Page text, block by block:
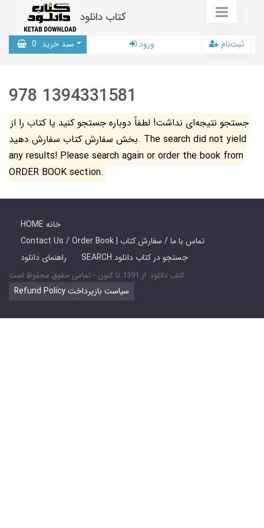
کتاب دانلود
سبد خرید 0 ورود ثبت‌نام
978 1394331581
جستجو نتیجه‌ای نداشت! لطفاً دوباره جستجو کنید یا کتاب را از
بخش سفارش کتاب سفارش دهید. The search did not yield
any results! Please search again or order the book from
ORDER BOOK section.
HOME خانه
Contact Us / Order Book | تماس با ما / سفارش کتاب
راهنمای دانلود
SEARCH جستجو در کتاب دانلود
کتاب دانلود: از 1391 تا کنون - تمامی حقوق محفوظ است
Refund Policy سیاست بازپرداخت